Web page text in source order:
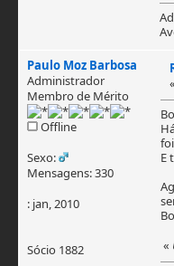
Paulo Moz Barbosa
Administrador
Membro de Mérito
Offline
Sexo:
Mensagens: 330
: jan, 2010
Sócio 1882
«
E
«